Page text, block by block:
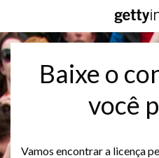
Baixe o
você
Vamos encontrar a licença